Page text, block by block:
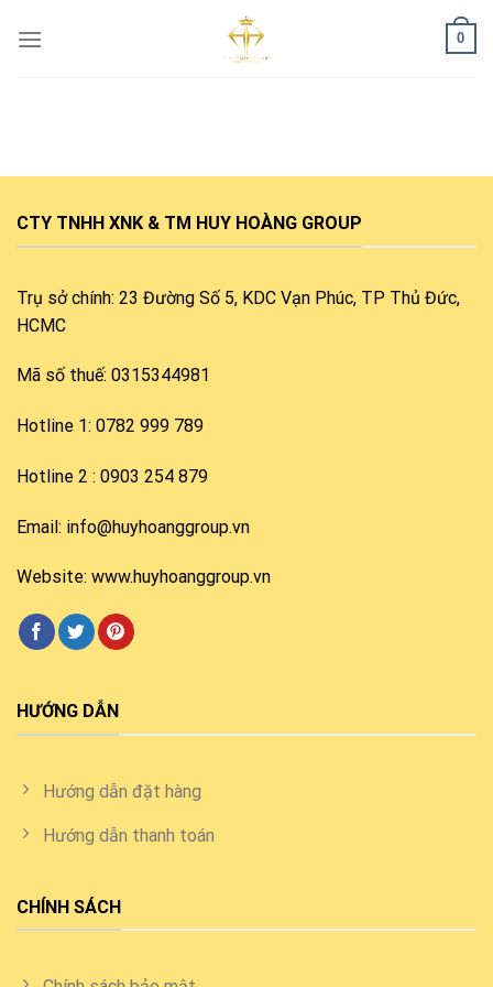
0
CTY TNHH XNK & TM HUY HOÀNG GROUP
Trụ sở chính: 23 Đường Số 5, KDC Vạn Phúc, TP Thủ Đức,
HCMC
Mã số thuế: 0315344981
Hotline 1: 0782 999 789
Hotline 2 : 0903 254 879
Email: info@huyhoanggroup.vn
Website: www.huyhoanggroup.vn
HƯỚNG DẪN
Hướng dẫn đặt hàng
Hướng dẫn thanh toán
CHÍNH SÁCH